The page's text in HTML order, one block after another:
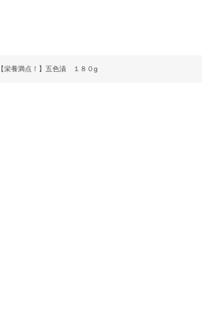
【栄養満点！】五色漬 １８０g